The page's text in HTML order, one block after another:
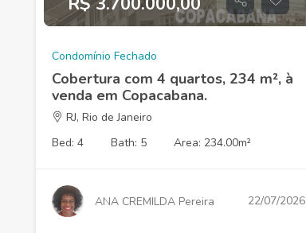
Condomínio Fechado
Cobertura com 4 quartos, 234 m², à
venda em Copacabana.
RJ, Rio de Janeiro
Bed: 4
Bath: 5 Area: 234.00m²
ANA CREMILDA Pereira 22/07/2026